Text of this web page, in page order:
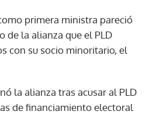
primera ministra pareció
de la alianza que el PLD
con su socio minoritario, el
la alianza tras acusar al PLD
de financiamiento electoral